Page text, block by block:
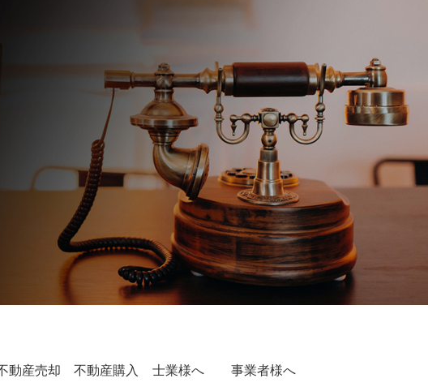
動産売却 不動産購入 士業様へ 事業者様へ